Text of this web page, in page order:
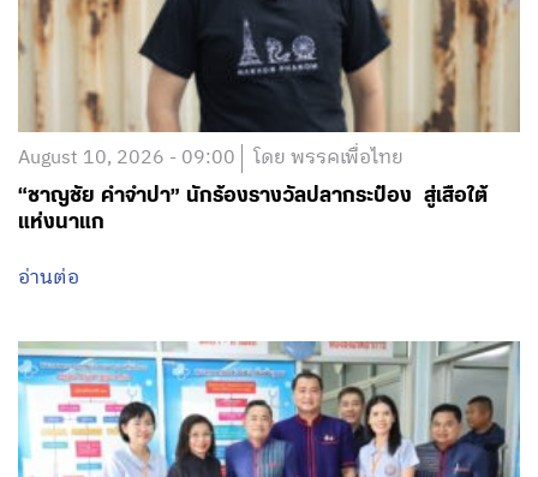
August 10, 2026 - 09:00 โดย พรรคเพื่อไทย
“ชาญชัย คำจำปา” นักร้องรางวัลปลากระป๋อง สู่เสือใต้
แห่งนาแก
อ่านต่อ